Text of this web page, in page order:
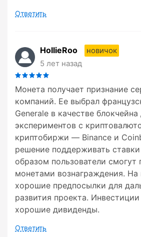
Ответить
HollieRoo
новичок
5 лет назад
Монета получает признание
компаний. Ее выбрал
Generale в качестве
экспериментов с
криптобиржи — Binance и
решение поддерживать
образом пользователи смогут
монетами вознаграждения. На
хорошие предпосылки для
развития проекта.
хорошие дивиденды.
Ответить